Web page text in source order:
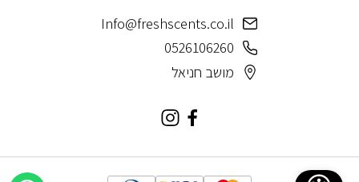
Info@freshscents.co.il
0526106260
מושב חניאל
פייסבוקאינסטגרם